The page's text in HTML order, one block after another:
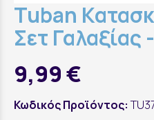
Tuban
Σετ Γαλαξίας
9,99 €
Κωδικός Προϊόντος: